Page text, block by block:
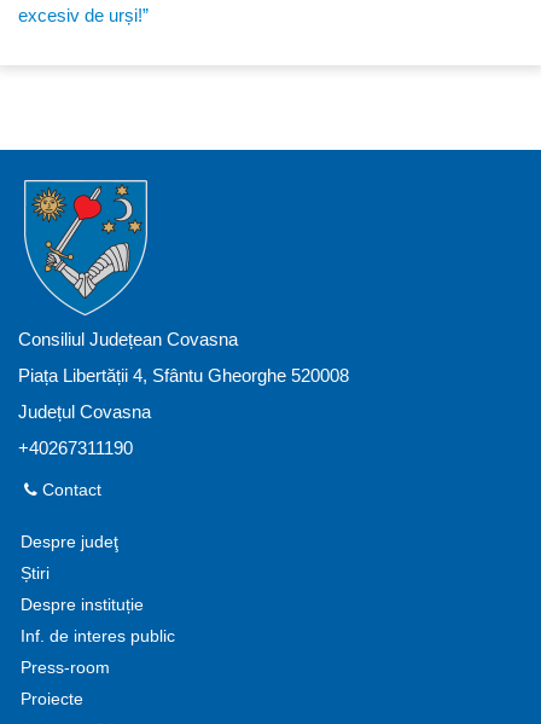
excesiv de urși!”
Consiliul Județean Covasna
Piața Libertății 4, Sfântu Gheorghe 520008
Județul Covasna
+40267311190
Contact
Despre judeţ
Știri
Despre instituție
Inf. de interes public
Press-room
Proiecte